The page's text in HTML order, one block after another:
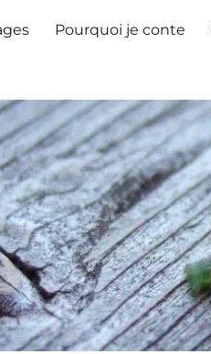
Pourquoi je conte